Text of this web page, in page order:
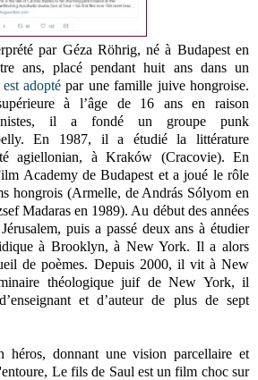
par Géza Röhrig, né à Budapest en
ans, placé pendant huit ans dans un
est adopté par une famille juive hongroise.
à l’âge de 16 ans en raison
il a fondé un groupe punk
En 1987, il a étudié la littérature
agiellonian, à Kraków (Cracovie). En
Academy de Budapest et a joué le rôle
hongrois (Armelle, de András Sólyom en
Madaras en 1989). Au début des années
puis a passé deux ans à étudier
à Brooklyn, à New York. Il a alors
de poèmes. Depuis 2000, il vit à New
théologique juif de New York, il
et d’auteur de plus de sept
donnant une vision parcellaire et
Le fils de Saul est un film choc sur